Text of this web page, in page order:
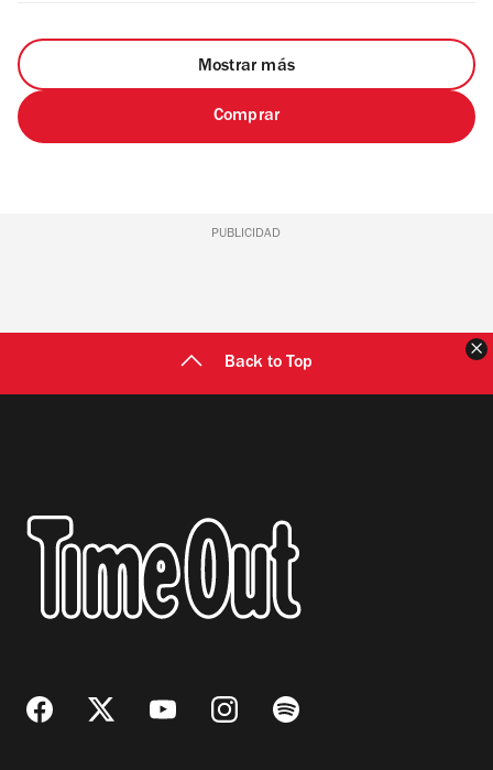
Mostrar más
Comprar
PUBLICIDAD
Back to Top